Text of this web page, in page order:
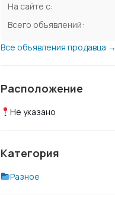
На сайте с:
Всего объявлений:
Все объявления продавца →
Расположение
Не указано
Категория
Разное